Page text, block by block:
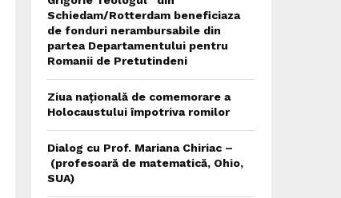
Schiedam/Rotterdam beneficiaza
de fonduri nerambursabile din
partea Departamentului pentru
Romanii de Pretutindeni
Ziua națională de comemorare a
Holocaustului împotriva romilor
Dialog cu Prof. Mariana Chiriac –
(profesoară de matematică, Ohio,
SUA)